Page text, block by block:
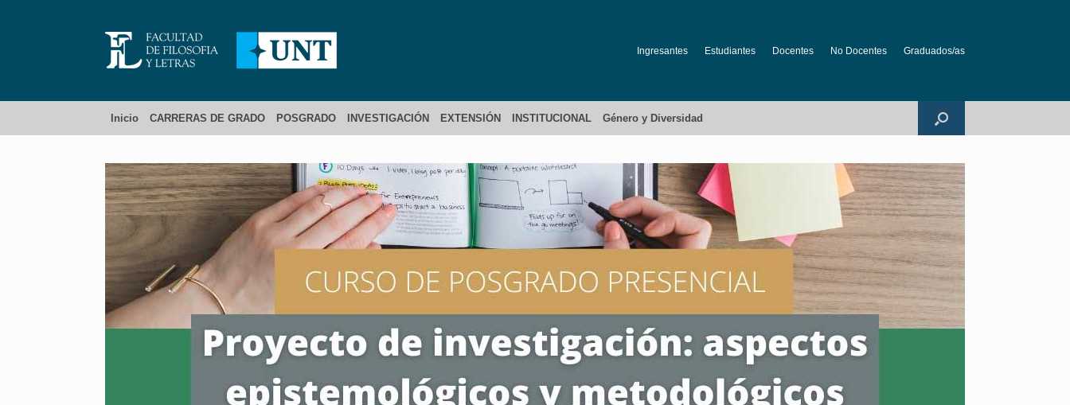
Ingresantes Estudiantes Docentes No Docentes Graduados/as
Inicio CARRERAS DE GRADO POSGRADO INVESTIGACIÓN EXTENSIÓN INSTITUCIONAL Género y Diversidad